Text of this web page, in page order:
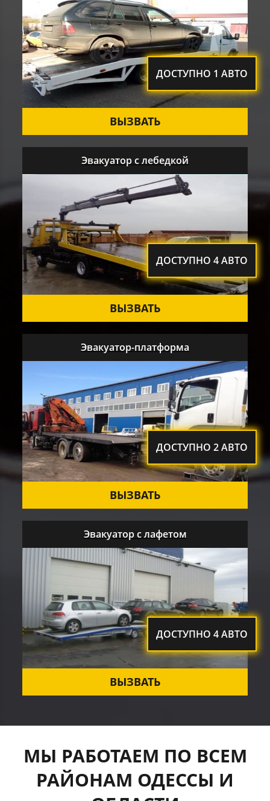
ДОСТУПНО 1 АВТО
ВЫЗВАТЬ
ДОСТУПНО 4 АВТО
Эвакуатор с лебедкой
ВЫЗВАТЬ
ДОСТУПНО 2 АВТО
Эвакуатор-платформа
ВЫЗВАТЬ
ДОСТУПНО 4 АВТО
Эвакуатор с лафетом
ВЫЗВАТЬ
МЫ РАБОТАЕМ ПО ВСЕМ
РАЙОНАМ ОДЕССЫ И